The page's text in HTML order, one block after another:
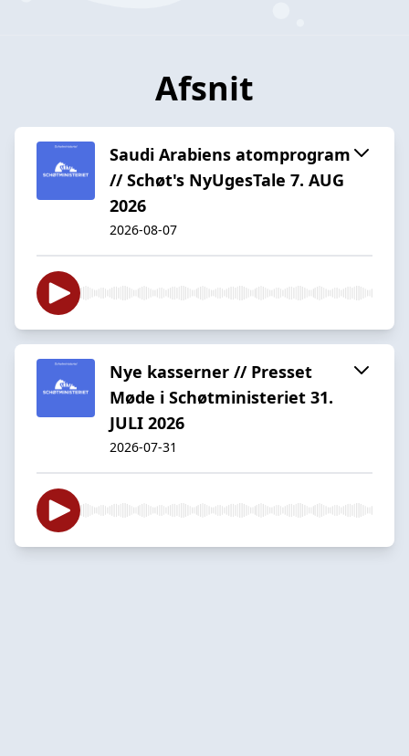
Afsnit
Saudi Arabiens atomprogram
// Schøt's NyUgesTale 7. AUG
2026
2026-08-07
Nye kasserner // Presset
Møde i Schøtministeriet 31.
JULI 2026
2026-07-31